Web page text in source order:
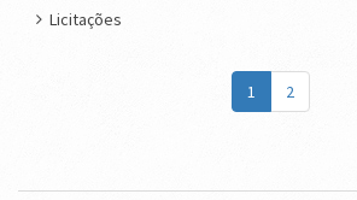
Licitações
1 2